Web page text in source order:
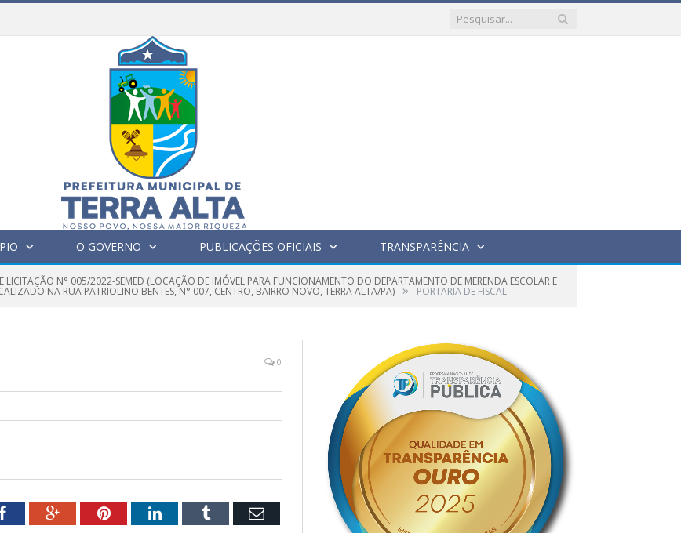
O GOVERNO PUBLICAÇÕES OFICIAIS TRANSPARÊNCIA
LICITAÇÃO N° 005/2022-SEMED (LOCAÇÃO DE IMÓVEL PARA FUNCIONAMENTO DO DEPARTAMENTO DE MERENDA ESCOLAR E
NA RUA PATRIOLINO BENTES, N° 007, CENTRO, BAIRRO NOVO, TERRA ALTA/PA) » PORTARIA DE FISCAL
0
FacebookGoogle+PinterestLinkedInTumblr Email